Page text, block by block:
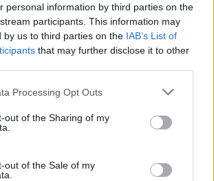
personal information by third parties on the
participants. This information may
by us to third parties on the IAB’s List of
that may further disclose it to other
Processing Opt Outs
out of the Sharing of my
out of the Sale of my
Telefon: (06 1) 331 0513
http://bav-art.hu
ország legnagyobb múltú, 240 esztendeje
hagyományosan a magyar
mára a magyarországi
legfontosabb színterévé, kereskedelmi
vált. . Hazánk legnagyobb
rendelkező BÁV ZRt.
a hét hat napján állnak a műtárgyat